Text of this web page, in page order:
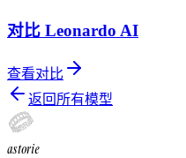
对比 Leonardo AI
查看对比
返回所有模型
astorie